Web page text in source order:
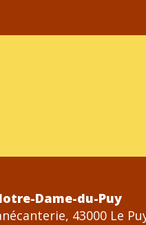
Dame-du-Puy
43000 Le